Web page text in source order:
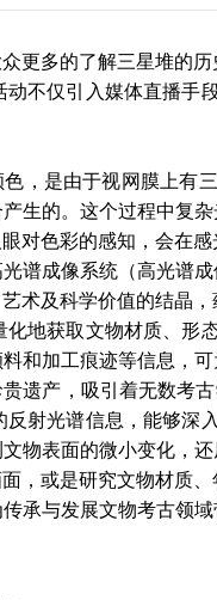
众更多的了解三星堆的
不仅引入媒体直播手
，是由于视网膜上有
生的。这个过程中复
对色彩的感知，会在
谱成像系统（高光谱
术及科学价值的结晶
地获取文物材质、形
和加工痕迹等信息，
遗产，吸引着无数考
射光谱信息，能够深
物表面的微小变化，
，或是研究文物材质
承与发展文物考古领域